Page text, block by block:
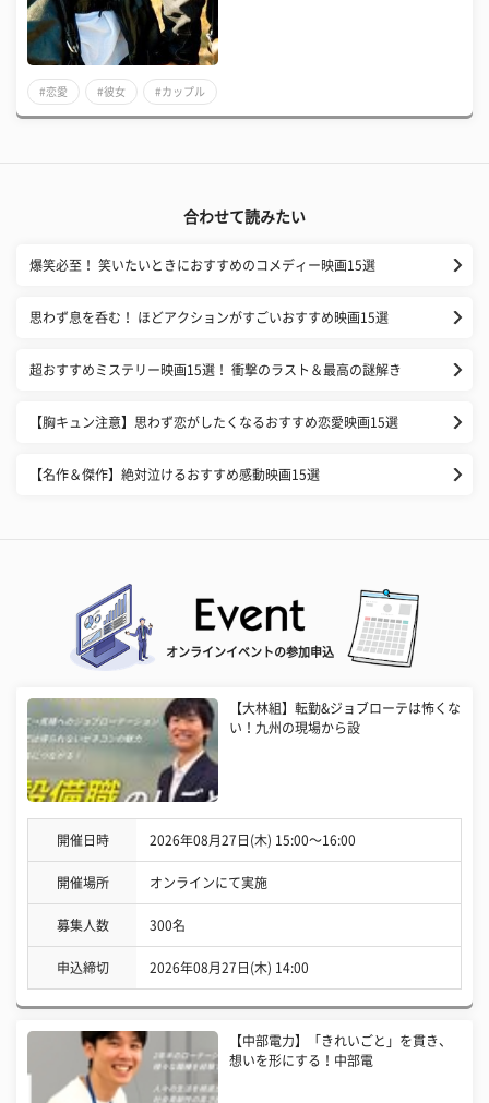
#恋愛 #彼女 #カップル
合わせて読みたい
爆笑必至！ 笑いたいときにおすすめのコメディー映画15選
思わず息を呑む！ ほどアクションがすごいおすすめ映画15選
超おすすめミステリー映画15選！ 衝撃のラスト＆最高の謎解き
【胸キュン注意】思わず恋がしたくなるおすすめ恋愛映画15選
【名作＆傑作】絶対泣けるおすすめ感動映画15選
オンラインイベントの参加申込
【大林組】転勤&ジョブローテは怖くな
い！九州の現場から設
開催日時 2026年08月27日(木) 15:00〜16:00
開催場所 オンラインにて実施
募集人数 300名
申込締切 2026年08月27日(木) 14:00
【中部電力】「きれいごと」を貫き、
想いを形にする！中部電